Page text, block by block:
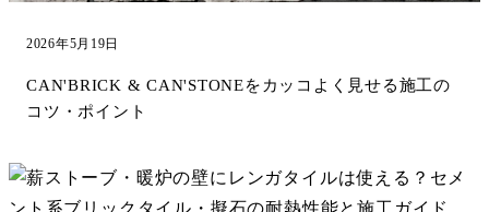
2026年5月19日
CAN'BRICK & CAN'STONEをカッコよく見せる施工の
コツ・ポイント